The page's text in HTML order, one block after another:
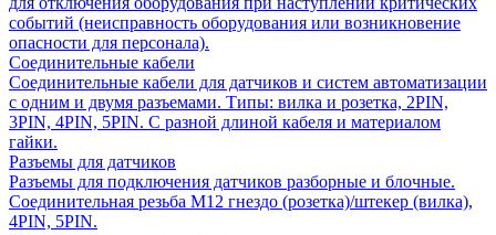
событий (неисправность оборудования или возникновение
опасности для персонала).
Соединительные кабели
Соединительные кабели для датчиков и систем автоматизации
с одним и двумя разъемами. Типы: вилка и розетка, 2PIN,
3PIN, 4PIN, 5PIN. С разной длиной кабеля и материалом
гайки.
Разъемы для датчиков
Разъемы для подключения датчиков разборные и блочные.
Соединительная резьба М12 гнездо (розетка)/штекер (вилка),
4PIN, 5PIN.